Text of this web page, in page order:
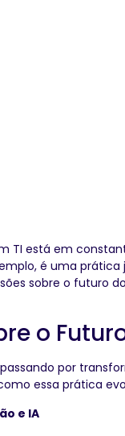
TI está em
é uma
sobre o futuro
o
por
essa prática
e IA